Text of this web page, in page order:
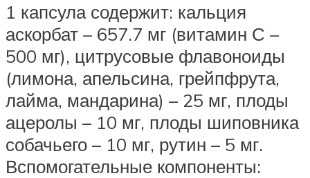
1 капсула содержит: кальция
аскорбат – 657.7 мг (витамин С –
500 мг), цитрусовые флавоноиды
(лимона, апельсина, грейпфрута,
лайма, мандарина) – 25 мг, плоды
ацеролы – 10 мг, плоды шиповника
собачьего – 10 мг, рутин – 5 мг.
Вспомогательные компоненты: